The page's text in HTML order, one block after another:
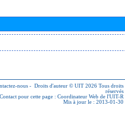
nous - Droits d'auteur © UIT 2026 Tous droits
réservés
Contact pour cette page : Coordinateur Web de l'UIT-R
Mis à jour le : 2013-01-30